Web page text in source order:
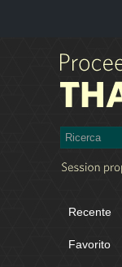
Recente
Favorito